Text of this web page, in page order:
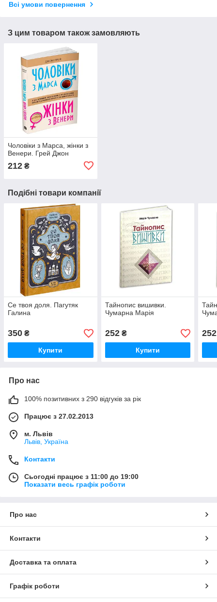
Всі умови повернення
З цим товаром також замовляють
Чоловіки з Марса, жінки з
Венери. Грей Джон
212 ₴
Подібні товари компанії
Се твоя доля. Пагутяк
Галина
350 ₴
Купити
Тайнопис вишивки.
Чумарна Марія
252₴
Купити
252
Про нас
100% позитивних з 290 відгуків за рік
Працює з 27.02.2013
м. Львів
Львів, Україна
Контакти
Сьогодні працює з 11:00 до 19:00
Показати весь графік роботи
Про нас
Контакти
Доставка та оплата
Графік роботи